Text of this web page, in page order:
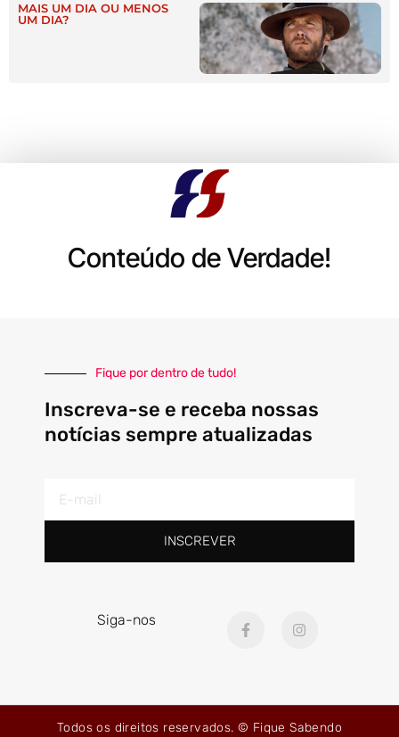
MAIS UM DIA OU MENOS
UM DIA?
Conteúdo de Verdade!
Fique por dentro de tudo!
Inscreva-se e receba nossas
notícias sempre atualizadas
mail
INSCREVER
Siga-nos
a
o
-
n
r
m
Todos os direitos reservados. © Fique Sabendo